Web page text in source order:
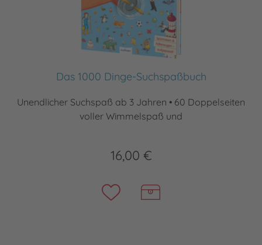
Das 1000 Dinge-Suchspaßbuch
Unendlicher Suchspaß ab 3 Jahren • 60 Doppelseiten
voller Wimmelspaß und
16,00 €